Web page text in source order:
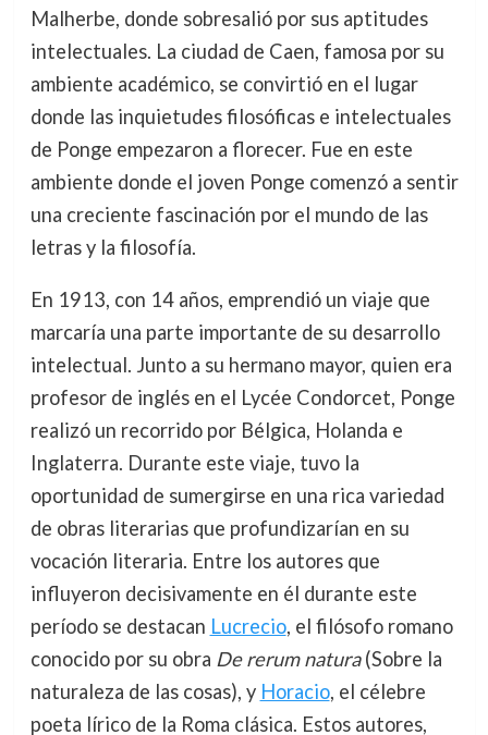
Malherbe, donde sobresalió por sus aptitudes
intelectuales. La ciudad de Caen, famosa por su
ambiente académico, se convirtió en el lugar
donde las inquietudes filosóficas e intelectuales
de Ponge empezaron a florecer. Fue en este
ambiente donde el joven Ponge comenzó a sentir
una creciente fascinación por el mundo de las
letras y la filosofía.
En 1913, con 14 años, emprendió un viaje que
marcaría una parte importante de su desarrollo
intelectual. Junto a su hermano mayor, quien era
profesor de inglés en el Lycée Condorcet, Ponge
realizó un recorrido por Bélgica, Holanda e
Inglaterra. Durante este viaje, tuvo la
oportunidad de sumergirse en una rica variedad
de obras literarias que profundizarían en su
vocación literaria. Entre los autores que
influyeron decisivamente en él durante este
período se destacan Lucrecio, el filósofo romano
conocido por su obra De rerum natura(Sobre la
naturaleza de las cosas), y Horacio, el célebre
poeta lírico de la Roma clásica. Estos autores,